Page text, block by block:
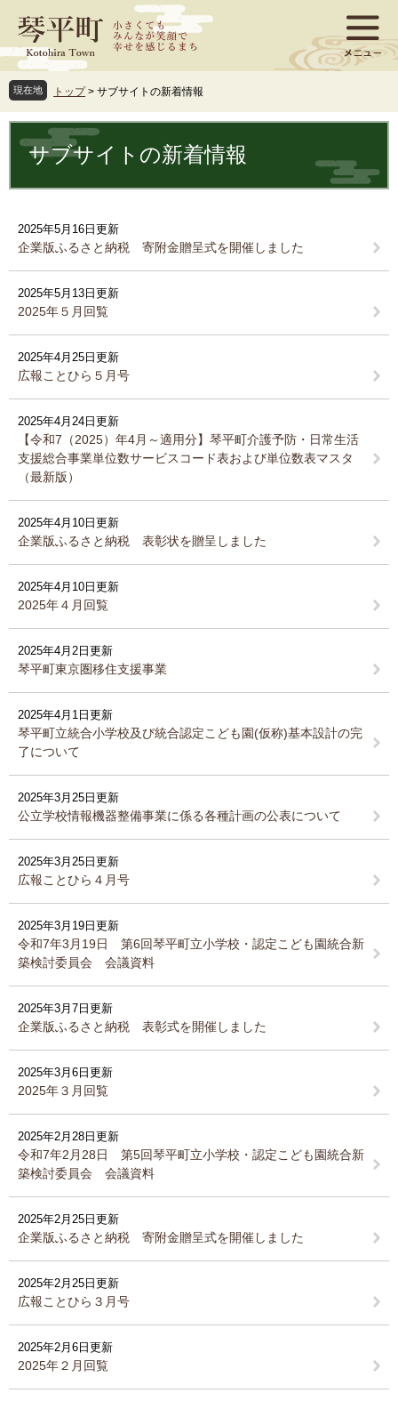
ジ
先
頭
で
ュ
を
飛
ば
現在地 トップ > サブサイトの新着情報
文 サブサイトの新着情報
2025年5月16日更新
企業版ふるさと納税 寄附金贈呈式を開催しました
2025年5月13日更新
2025年５月回覧
2025年4月25日更新
広報ことひら５月号
2025年4月24日更新
【令和7（2025）年4月～適用分】琴平町介護予防・日常生活
支援総合事業単位数サービスコード表および単位数表マスタ
（最新版）
2025年4月10日更新
企業版ふるさと納税 表彰状を贈呈しました
2025年4月10日更新
2025年４月回覧
2025年4月2日更新
琴平町東京圏移住支援事業
2025年4月1日更新
琴平町立統合小学校及び統合認定こども園(仮称)基本設計の完
了について
2025年3月25日更新
公立学校情報機器整備事業に係る各種計画の公表について
2025年3月25日更新
広報ことひら４月号
2025年3月19日更新
令和7年3月19日 第6回琴平町立小学校・認定こども園統合新
築検討委員会 会議資料
2025年3月7日更新
企業版ふるさと納税 表彰式を開催しました
2025年3月6日更新
2025年３月回覧
2025年2月28日更新
令和7年2月28日 第5回琴平町立小学校・認定こども園統合新
築検討委員会 会議資料
2025年2月25日更新
企業版ふるさと納税 寄附金贈呈式を開催しました
2025年2月25日更新
広報ことひら３月号
2025年2月6日更新
2025年２月回覧